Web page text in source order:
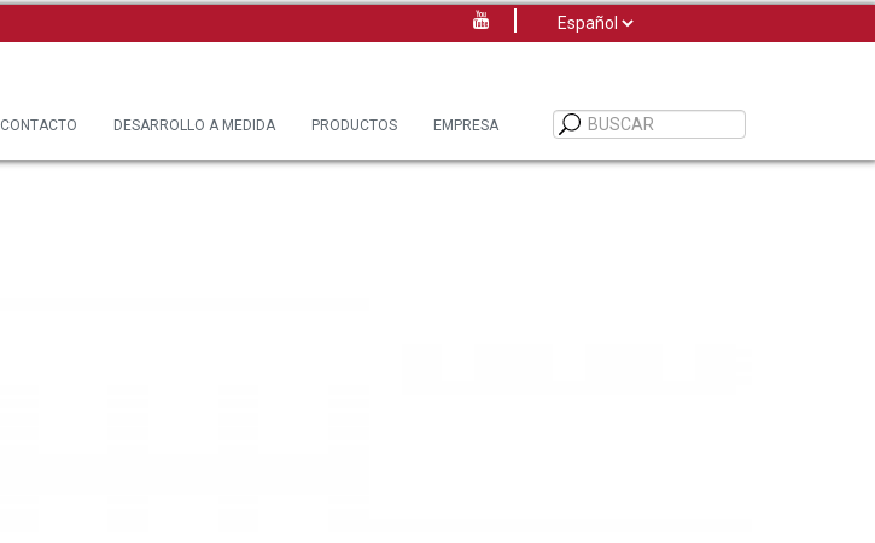
Elegir
un
CONTACTO DESARROLLO A MEDIDA PRODUCTOS EMPRESA